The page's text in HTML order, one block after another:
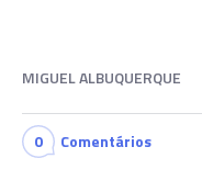
MIGUEL ALBUQUERQUE
0 Comentários